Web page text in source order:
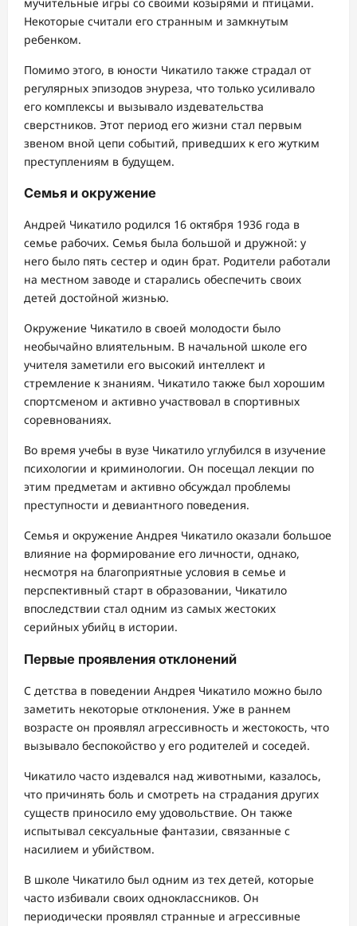
Некоторые считали его странным и замкнутым
ребенком.
Помимо этого, в юности Чикатило также страдал от
регулярных эпизодов энуреза, что только усиливало
его комплексы и вызывало издевательства
сверстников. Этот период его жизни стал первым
звеном вной цепи событий, приведших к его жутким
преступлениям в будущем.
Семья и окружение
Андрей Чикатило родился 16 октября 1936 года в
семье рабочих. Семья была большой и дружной: у
него было пять сестер и один брат. Родители работали
на местном заводе и старались обеспечить своих
детей достойной жизнью.
Окружение Чикатило в своей молодости было
необычайно влиятельным. В начальной школе его
учителя заметили его высокий интеллект и
стремление к знаниям. Чикатило также был хорошим
спортсменом и активно участвовал в спортивных
соревнованиях.
Во время учебы в вузе Чикатило углубился в изучение
психологии и криминологии. Он посещал лекции по
этим предметам и активно обсуждал проблемы
преступности и девиантного поведения.
Семья и окружение Андрея Чикатило оказали большое
влияние на формирование его личности, однако,
несмотря на благоприятные условия в семье и
перспективный старт в образовании, Чикатило
впоследствии стал одним из самых жестоких
серийных убийц в истории.
Первые проявления отклонений
С детства в поведении Андрея Чикатило можно было
заметить некоторые отклонения. Уже в раннем
возрасте он проявлял агрессивность и жестокость, что
вызывало беспокойство у его родителей и соседей.
Чикатило часто издевался над животными, казалось,
что причинять боль и смотреть на страдания других
существ приносило ему удовольствие. Он также
испытывал сексуальные фантазии, связанные с
насилием и убийством.
В школе Чикатило был одним из тех детей, которые
часто избивали своих одноклассников. Он
периодически проявлял странные и агрессивные